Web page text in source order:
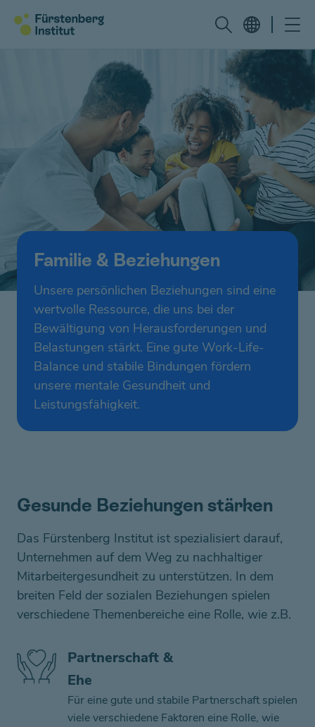
Familie & Beziehungen
Unsere persönlichen Beziehungen sind eine
wertvolle Ressource, die uns bei der
Bewältigung von Herausforderungen und
Belastungen stärkt. Eine gute Work-Life-
Balance und stabile Bindungen fördern
unsere mentale Gesundheit und
Leistungsfähigkeit.
Gesunde Beziehungen stärken
Das Fürstenberg Institut ist spezialisiert darauf,
Unternehmen auf dem Weg zu nachhaltiger
Mitarbeitergesundheit zu unterstützen. In dem
breiten Feld der sozialen Beziehungen spielen
verschiedene Themenbereiche eine Rolle, wie z.B.
Partnerschaft &
Ehe
Für eine gute und stabile Partnerschaft spielen
viele verschiedene Faktoren eine Rolle, wie